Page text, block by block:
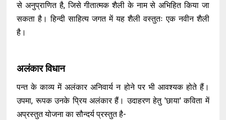
से अनुप्राणित है, जिसे गीतात्मक शैली के नाम से अभिहित किया जा
सकता है। हिन्दी साहित्य जगत में यह शैली वस्तुतः एक नवीन शैली
है।
अलंकार विधान
पन्त के काव्य में अलंकार अनिवार्य न होने पर भी आवश्यक होते हैं।
उपमा, रूपक उनके प्रिय अलंकार हैं। उदाहरण हेतु 'छाया' कविता में
अप्रस्तुत योजना का सौन्दर्य प्रस्तुत है-